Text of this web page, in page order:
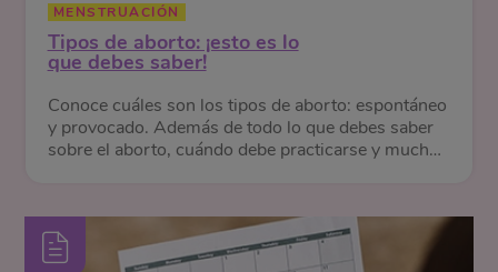
MENSTRUACIÓN
Tipos de aborto: ¡esto es lo
que debes saber!
Conoce cuáles son los tipos de aborto: espontáneo
y provocado. Además de todo lo que debes saber
sobre el aborto, cuándo debe practicarse y mucho